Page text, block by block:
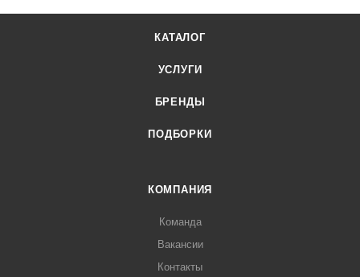
КАТАЛОГ
УСЛУГИ
БРЕНДЫ
ПОДБОРКИ
КОМПАНИЯ
Команда
Вакансии
Контакты